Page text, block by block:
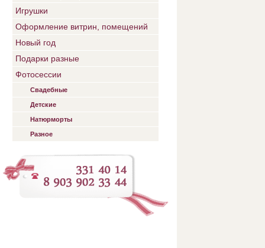
Игрушки
Оформление витрин, помещений
Новый год
Подарки разные
Фотосессии
Свадебные
Детские
Натюрморты
Разное